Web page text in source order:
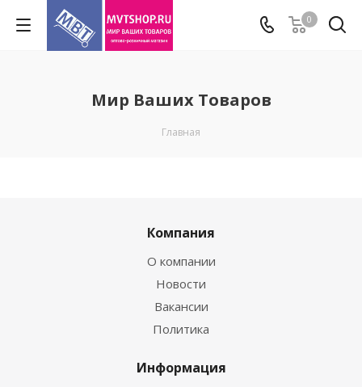
0
Мир Ваших Товаров
Главная
Компания
О компании
Новости
Вакансии
Политика
Информация